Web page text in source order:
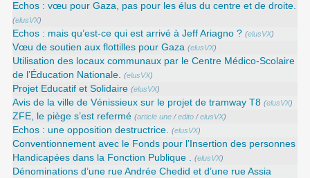
Echos : vœu pour Gaza, pas pour les élus du centre et de droite.
(elusVX)
Echos : mais qu’est-ce qui est arrivé à Jeff Ariagno ? (elusVX)
Vœu de soutien aux flottilles pour Gaza (elusVX)
Utilisation des locaux communaux par le Centre Médico-Scolaire
de l’Éducation Nationale. (elusVX)
Projet Educatif et Solidaire (elusVX)
Avis de la ville de Vénissieux sur le projet de tramway T8 (elusVX)
ZFE, le piège s’est refermé (article une /edito /elusVX)
Echos : une opposition destructrice. (elusVX)
Conventionnement avec le Fonds pour l’Insertion des personnes
Handicapées dans la Fonction Publique . (elusVX)
Dénominations d’une rue Andrée Chedid et d’une rue Assia